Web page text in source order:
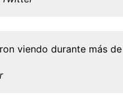
viendo durante más